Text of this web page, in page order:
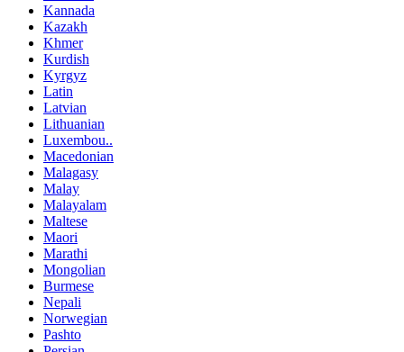
Kannada
Kazakh
Khmer
Kurdish
Kyrgyz
Latin
Latvian
Lithuanian
Luxembou..
Macedonian
Malagasy
Malay
Malayalam
Maltese
Maori
Marathi
Mongolian
Burmese
Nepali
Norwegian
Pashto